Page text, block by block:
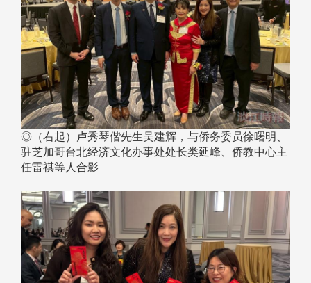
◎（右起）卢秀琴偕先生吴建辉，与侨务委员徐曙明、
驻芝加哥台北经济文化办事处处长类延峰、侨教中心主
任雷祺等人合影